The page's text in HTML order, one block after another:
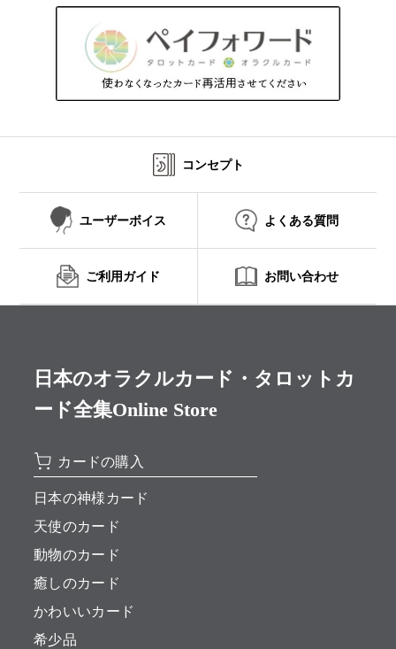
コンセプト
ユーザーボイス よくある質問
ご利用ガイド お問い合わせ
日本のオラクルカード・タロットカ
ード全集Online Store
カードの購入
日本の神様カード
天使のカード
動物のカード
癒しのカード
かわいいカード
希少品